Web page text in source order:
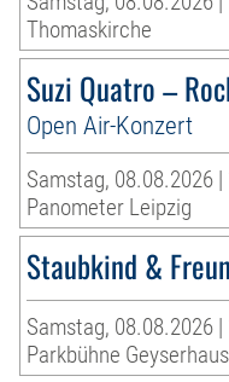
Thomaskirche
Suzi Quatro –
Open Air-Konzert
Samstag, 08.08.2026 |
Panometer Leipzig
Staubkind &
Samstag, 08.08.2026 |
Parkbühne Geyserhaus